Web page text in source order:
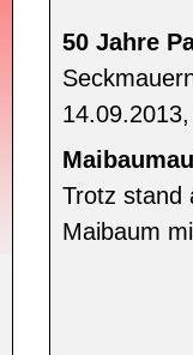
50 Jahre
Trotz stand
Maibaum